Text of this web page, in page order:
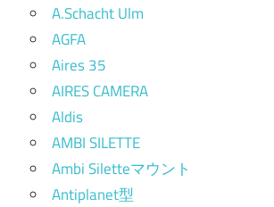
A.Schacht Ulm
AGFA
Aires 35
AIRES CAMERA
Aldis
AMBI SILETTE
Ambi Siletteマウント
Antiplanet型